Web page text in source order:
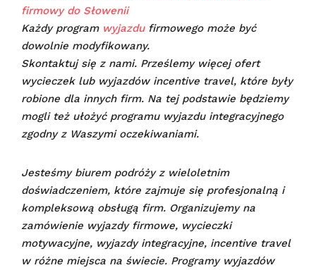
firmowy do Słowenii
Każdy program wyjazdufirmowego może być
dowolnie modyfikowany.
Skontaktuj się z nami. Prześlemy więcej ofert
wycieczek lub wyjazdów incentive travel, które były
robione dla innych firm. Na tej podstawie będziemy
mogli też ułożyć programu wyjazdu integracyjnego
zgodny z Waszymi oczekiwaniami.
Jesteśmy biurem podróży z wieloletnim
doświadczeniem, które zajmuje się profesjonalną i
kompleksową obsługą firm. Organizujemy na
zamówienie wyjazdy firmowe, wycieczki
motywacyjne, wyjazdy integracyjne, incentive travel
w różne miejsca na świecie. Programy wyjazdów